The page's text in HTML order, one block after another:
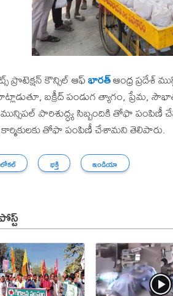
ప్రొటెక్షన్ కౌన్సిల్ ఆఫ్భారత్ఆంధ్ర ప్రదేశ్
బక్రీద్ పండుగ త్యాగం, ప్రేమ,
మున్సిపల్ పారిశుద్ధ్య సిబ్బందికి తోఫా
తోఫా పంపిణీ చేశామని తెలిపారు.
లోకల్ భక్తి ఇండియా